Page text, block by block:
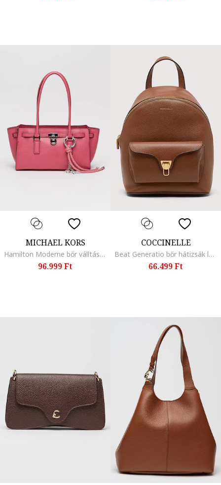
MICHAEL KORS
Hamilton Moderne bőr válltáska, Sötét rózsaszín
96.999 Ft
COCCINELLE
Beat Generatio bőr hátizsák logós részlettel, Konyakbarna
66.499 Ft